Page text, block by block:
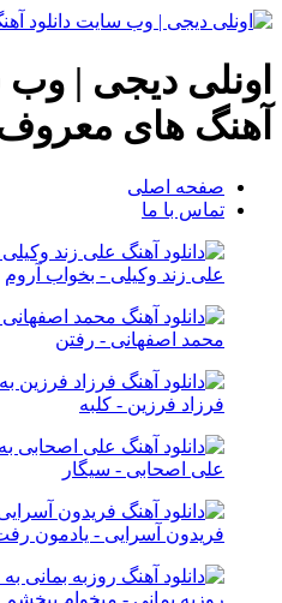
اونلی دیجی | وب
آهنگ های
صفحه اصلی
تماس با ما
علی زند وکیلی - بخواب آروم
محمد اصفهانی - رفتن
فرزاد فرزین - کلبه
علی اصحابی - سیگار
فریدون آسرایی - یادمون
روزبه بمانی - میخوام